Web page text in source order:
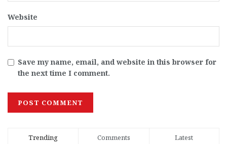
Website
Save my name, email, and website in this browser for
the next time I comment.
Trending Comments Latest